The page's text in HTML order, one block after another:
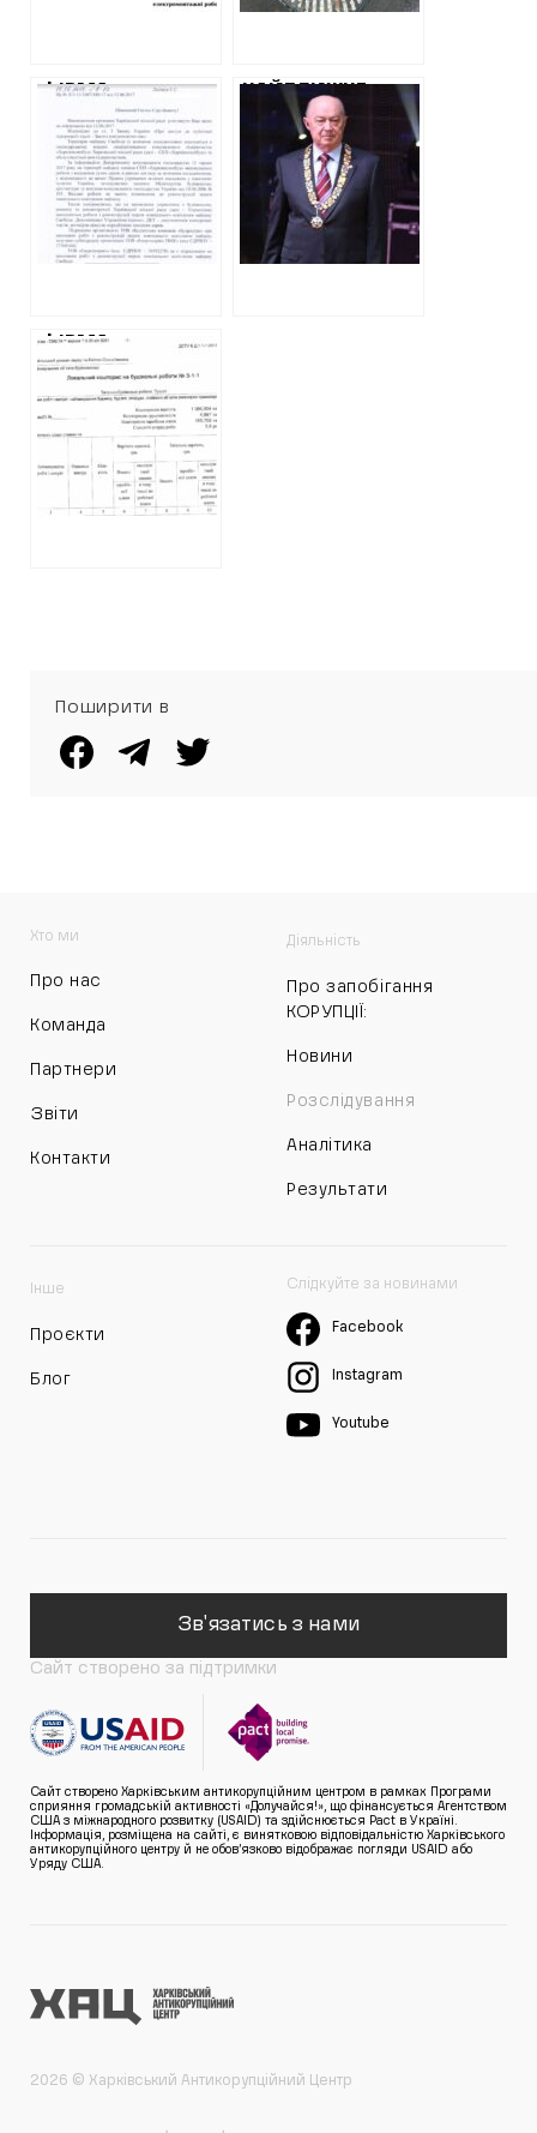
ФІРМА
БУХГАЛТЕРА
КОСІНОВИХ
РЕКОНСТРУЮЄ
ЗОВНІШНЄ
ОСВІТЛЕННЯ НА
МАЙДАНІ
СВОБОДИ
НАЙБЛИЖЧЕ
ОТОЧЕННЯ
РЕКТОРА ТАЦІЯ
ПРОДОВЖУЄ
ЗАРОБЛЯТИ НА
БУДІВНИЦТВІ
БІБЛІОТЕКИ
ЮРАКАДЕМІЇ,
ФІРМА
ОТОЧЕННЯ
КОСІНОВА БУДЕ
РЕМОНТУВАТИ
ПАРК КВІТКИ-
ОСНОВ’ЯНЕНКА Й
ЗРОБЛЯТЬ
ЕЛІТНИЙ ТУАЛЕТ
Поширити в
Хто ми
Про нас
Команда
Партнери
Звіти
Контакти
Діяльність
Про запобігання
КОРУПЦІЇ:
Новини
Розслідування
Аналітика
Результати
Інше
Проєкти
Блог
Слідкуйте за новинами
Facebook
Instagram
Youtube
Зв'язатись з нами
Сайт створено за підтримки
Сайт створено Харківським антикорупційним центром в рамках Програми
сприяння громадській активності «Долучайся!», що фінансується Агентством
США з міжнародного розвитку (USAID) та здійснюється Pact в Україні.
Інформація, розміщена на сайті, є винятковою відповідальністю Харківського
антикорупційного центру й не обов’язково відображає погляди USAID або
Уряду США.
2026 © Харківський Антикорупційний Центр